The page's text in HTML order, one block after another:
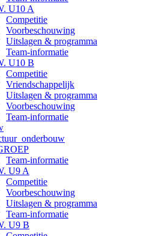
U10 A
Competitie
Voorbeschouwing
Uitslagen & programma
Team-informatie
U10 B
Competitie
Vriendschappelijk
Uitslagen & programma
Voorbeschouwing
Team-informatie
Team-informatie
U9 A
Competitie
Voorbeschouwing
Uitslagen & programma
Team-informatie
U9 B